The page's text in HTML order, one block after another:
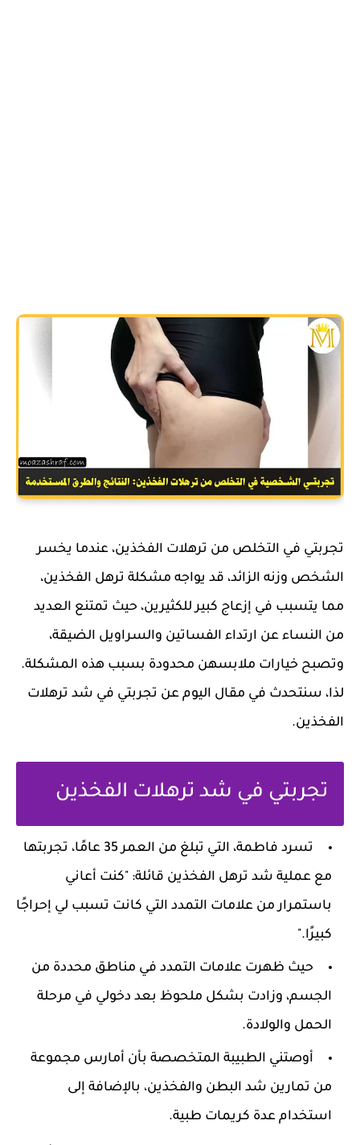
تجربتي في التخلص من ترهلات الفخذين، عندما يخسر
الشخص وزنه الزائد، قد يواجه مشكلة ترهل الفخذين،
مما يتسبب في إزعاج كبير للكثيرين، حيث تمتنع العديد
من النساء عن ارتداء الفساتين والسراويل الضيقة،
وتصبح خيارات ملابسهن محدودة بسبب هذه المشكلة.
لذا، سنتحدث في مقال اليوم عن تجربتي في شد ترهلات
الفخذين.
تجربتي في شد ترهلات الفخذين
تسرد فاطمة، التي تبلغ من العمر 35 عامًا، تجربتها
مع عملية شد ترهل الفخذين قائلة: "كنت أعاني
باستمرار من علامات التمدد التي كانت تسبب لي إحراجًا
كبيرًا."
حيث ظهرت علامات التمدد في مناطق محددة من
الجسم، وزادت بشكل ملحوظ بعد دخولي في مرحلة
الحمل والولادة.
أوصتني الطبيبة المتخصصة بأن أمارس مجموعة
من تمارين شد البطن والفخذين، بالإضافة إلى
استخدام عدة كريمات طبية.